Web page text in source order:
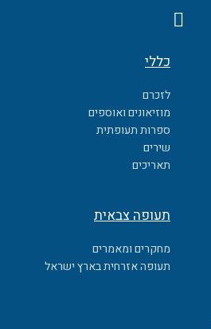
F
a
e
b
o
o
k
כללי
לזכרם
מוזיאונים ואוספים
ספרות תעופתית
שירים
תאריכים
תעופה צבאית
מחקרים ומאמרים
תעופה אזרחית בארץ ישראל